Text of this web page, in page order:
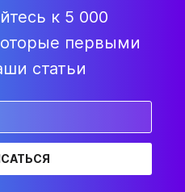
к 5 000
первыми
статьи